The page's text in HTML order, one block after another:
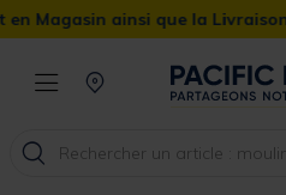
ainsi que la Livraison